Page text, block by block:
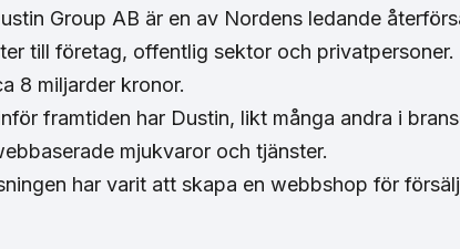
Group AB är en av Nordens ledande
till företag, offentlig sektor och
8 miljarder kronor.
framtiden har Dustin, likt många andra i
mjukvaror och tjänster.
har varit att skapa en webbshop för